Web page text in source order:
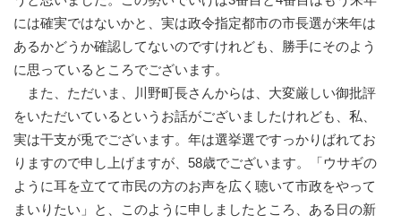
には確実ではないかと、実は政令指定都市の市長選が来年は
あるかどうか確認してないのですけれども、勝手にそのよう
に思っているところでございます。
また、ただいま、川野町長さんからは、大変厳しい御批評
をいただいているというお話がございましたけれども、私、
実は干支が兎でございます。年は選挙選ですっかりばれてお
りますので申し上げますが、58歳でございます。「ウサギの
ように耳を立てて市民の方のお声を広く聴いて市政をやって
まいりたい」と、このように申しましたところ、ある日の新